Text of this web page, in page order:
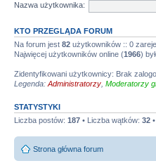
Nazwa użytkownika:
KTO PRZEGLĄDA FORUM
Na forum jest 82 użytkowników :: 0
Najwięcej użytkowników online (1966)
Zidentyfikowani użytkownicy: Brak
Legenda: Administratorzy Moderatorzy
STATYSTYKI
Liczba postów: 187 • Liczba wątków: 32
Strona główna forum